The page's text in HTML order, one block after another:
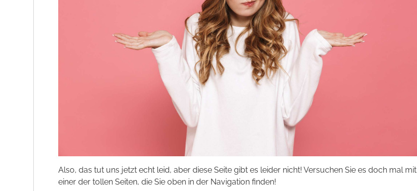
Also, das tut uns jetzt echt leid, aber diese Seite gibt es leider nicht! Versuchen Sie es doch mal mit
einer der tollen Seiten, die Sie oben in der Navigation finden!